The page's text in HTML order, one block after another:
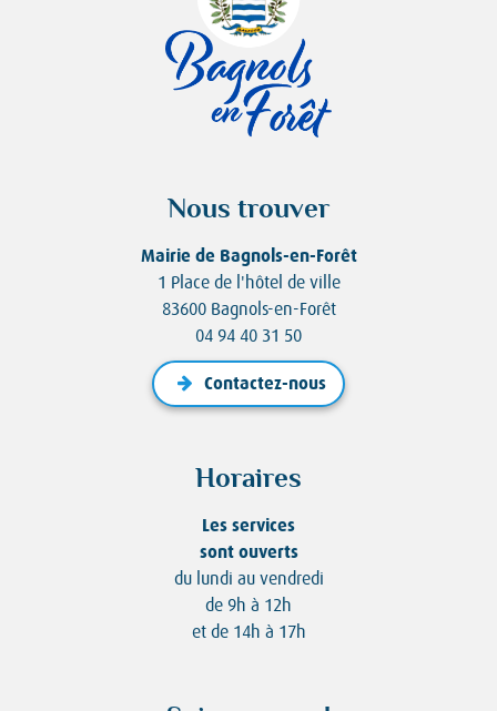
Nous trouver
Mairie de Bagnols-en-Forêt
1 Place de l'hôtel de ville
83600 Bagnols-en-Forêt
04 94 40 31 50
Contactez-nous
Horaires
Les services
sont ouverts
du lundi au vendredi
de 9h à 12h
et de 14h à 17h